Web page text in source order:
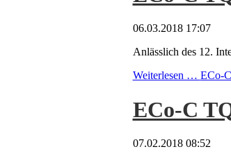
06.03.2018 17:07
Anlässlich des 12.
Weiterlesen … ECo-
ECo-C
07.02.2018 08:52